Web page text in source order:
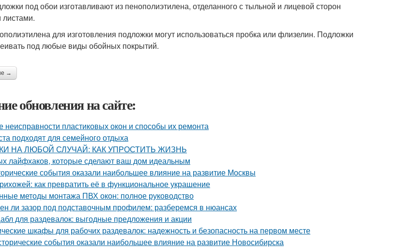
под обои изготавливают из пенополиэтилена, отделанного с тыльной и лицевой сторон
для изготовления подложки могут использоваться пробка или флизелин. Подложки
под любые виды обойных покрытий.
→
обновления на сайте:
пластиковых окон и способы их ремонта
подходят для семейного отдыха
НА ЛЮБОЙ СЛУЧАЙ: КАК УПРОСТИТЬ ЖИЗНЬ
лайфхаков, которые сделают ваш дом идеальным
события оказали наибольшее влияние на развитие Москвы
как превратить её в функциональное украшение
методы монтажа ПВХ окон: полное руководство
ли зазор под подставочным профилем: разберемся в нюансах
для раздевалок: выгодные предложения и акции
шкафы для рабочих раздевалок: надежность и безопасность на первом месте
события оказали наибольшее влияние на развитие Новосибирска